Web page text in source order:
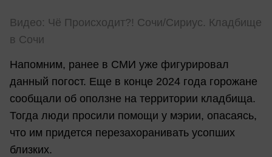
Видео: Чё Происходит?! Сочи/Сириус. Кладбище
в Сочи
Напомним, ранее в СМИ уже фигурировал
данный погост. Еще в конце 2024 года горожане
сообщали об оползне на территории кладбища.
Тогда люди просили помощи у мэрии, опасаясь,
что им придется перезахоранивать усопших
близких.